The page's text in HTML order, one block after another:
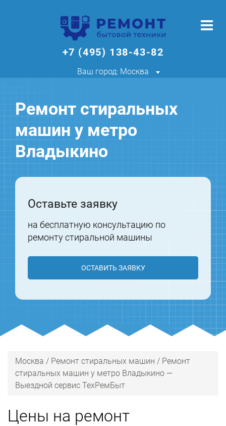
+7 (495) 138-43-82
Ваш город: Москва
Ремонт стиральных
машин у метро
Владыкино
Оставьте заявку
на бесплатную консультацию по
ремонту стиральной машины
ОСТАВИТЬ ЗАЯВКУ
Москва / Ремонт стиральных машин / Ремонт
стиральных машин у метро Владыкино —
Выездной сервис ТехРемБыт
Цены на ремонт